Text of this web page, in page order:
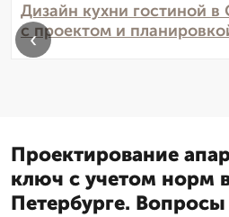
Дизайн кухни гостиной в
с проектом и
‹
Проектирование
ключ с учетом норм
Петербурге. Вопросы